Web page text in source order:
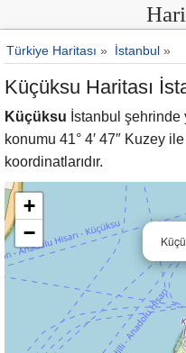
Türkiye Haritası » İstanbul »
Küçüksu Haritası
Küçüksu İstanbul şehrinde
konumu 41° 4′ 47″ Kuzey
koordinatlarıdır.
+
−